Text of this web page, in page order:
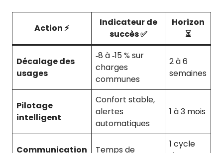
Action ⚡
Indicateur de
succès ✅
Horizon
⏳
Décalage des
usages
‑8 à ‑15 % sur
charges
communes
2 à 6
semaines
Pilotage
intelligent
Confort stable,
alertes
automatiques
1 à 3 mois
Communication Temps de
1 cycle